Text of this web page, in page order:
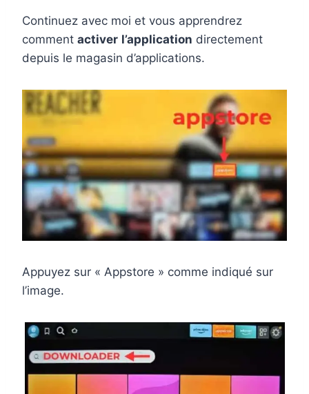
Continuez avec moi et vous apprendrez
comment activer l’application directement
depuis le magasin d’applications.
Appuyez sur « Appstore » comme indiqué sur
l’image.